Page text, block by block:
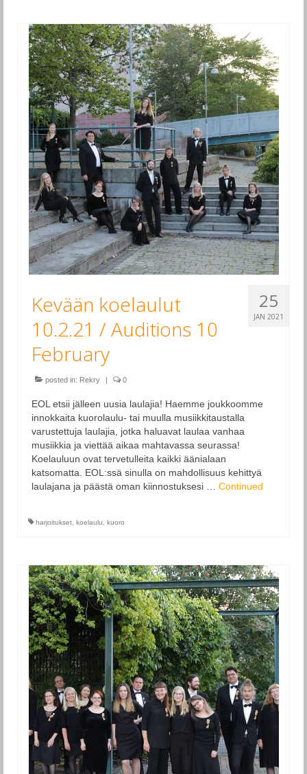
25
JAN 2021
Kevään koelaulut
10.2.21 / Auditions 10
February
posted in: Rekry 0
EOL etsii jälleen uusia laulajia! Haemme joukkoomme
innokkaita kuorolaulu- tai muulla musiikkitaustalla
varustettuja laulajia, jotka haluavat laulaa vanhaa
musiikkia ja viettää aikaa mahtavassa seurassa!
Koelauluun ovat tervetulleita kaikki äänialaan
katsomatta. EOL:ssä sinulla on mahdollisuus kehittyä
laulajana ja päästä oman kiinnostuksesi … Continued
harjoitukset, koelaulu, kuoro